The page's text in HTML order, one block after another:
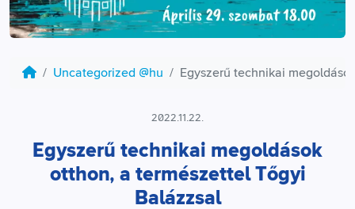
Uncategorized @hu Egyszerű technikai
2022.11.22.
Egyszerű technikai megoldások
otthon, a természettel Tőgyi
Balázzsal